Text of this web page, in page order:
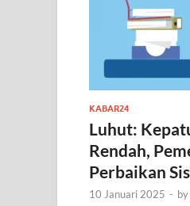
KABAR24
Luhut:
Rendah,
Perbaikan
10 Januari 2025 - by